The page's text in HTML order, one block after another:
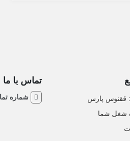
ققنوس پارس
شغل شما
تماس با ما
شماره